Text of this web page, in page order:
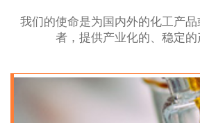
我们的使命是为国内外的化工产
者，提供产业化的、稳定